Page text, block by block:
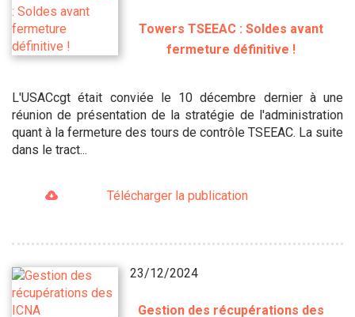
Towers TSEEAC : Soldes avant
fermeture définitive !
L'USACcgt était conviée le 10 décembre dernier à une
réunion de présentation de la stratégie de l'administration
quant à la fermeture des tours de contrôle TSEEAC. La suite
dans le tract...
Télécharger la publication
23/12/2024
Gestion des récupérations des